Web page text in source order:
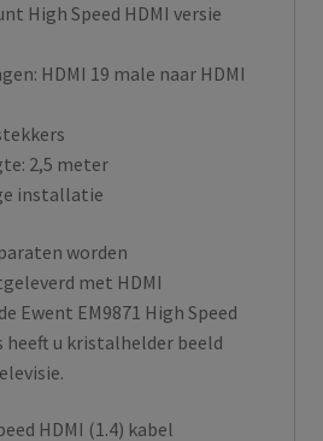
High Speed HDMI versie
HDMI 19 male naar HDMI
2,5 meter
installatie
worden
met HDMI
Ewent EM9871 High Speed
heeft u kristalhelder beeld
HDMI (1.4) kabel